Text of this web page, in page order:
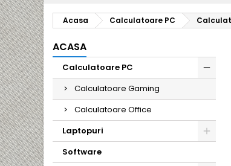
Acasa Calculatoare PC
ACASA
Calculatoare PC
Calculatoare Gaming
Calculatoare Office
Laptopuri
Software